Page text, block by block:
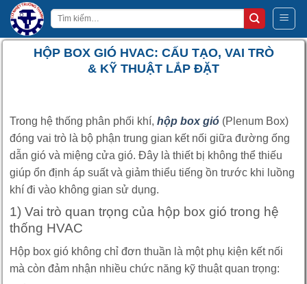
Bỏ
qua
nội
Tìm
kiếm:
HỘP BOX GIÓ HVAC: CẤU TẠO, VAI TRÒ
& KỸ THUẬT LẮP ĐẶT
Trong hệ thống phân phối khí, hộp box gió (Plenum Box)
đóng vai trò là bộ phận trung gian kết nối giữa đường ống
dẫn gió và miệng cửa gió. Đây là thiết bị không thể thiếu
giúp ổn định áp suất và giảm thiểu tiếng ồn trước khi luồng
khí đi vào không gian sử dụng.
1) Vai trò quan trọng của hộp box gió trong hệ
thống HVAC
Hộp box gió không chỉ đơn thuần là một phụ kiện kết nối
mà còn đảm nhận nhiều chức năng kỹ thuật quan trọng: